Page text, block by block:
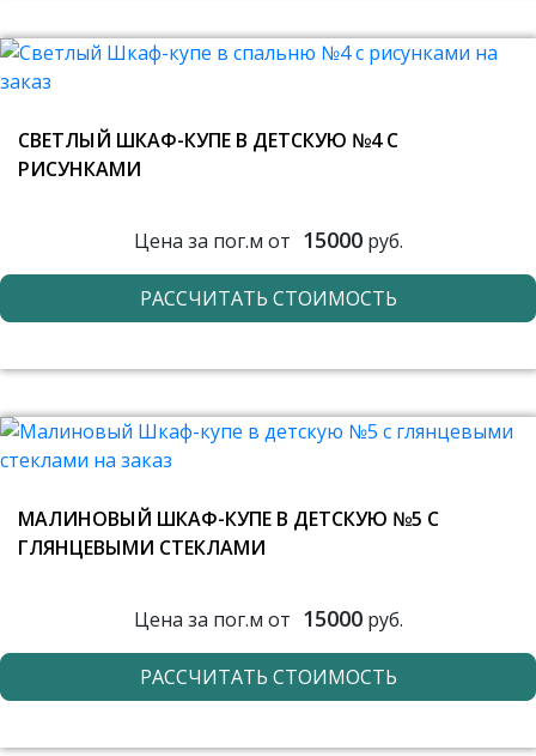
СВЕТЛЫЙ ШКАФ-КУПЕ В ДЕТСКУЮ №4 С
РИСУНКАМИ
Цена за пог.м от 15000руб.
РАССЧИТАТЬ СТОИМОСТЬ
МАЛИНОВЫЙ ШКАФ-КУПЕ В ДЕТСКУЮ №5 С
ГЛЯНЦЕВЫМИ СТЕКЛАМИ
Цена за пог.м от 15000руб.
РАССЧИТАТЬ СТОИМОСТЬ